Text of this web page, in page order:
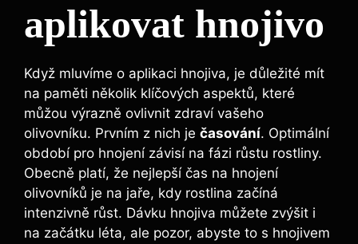
aplikovat hnojivo
Když mluvíme o aplikaci hnojiva, je důležité mít
na paměti‌ několik klíčových aspektů,​ které
⁤můžou výrazně ovlivnit zdraví vašeho
olivovníku. Prvním z nich je⁣ časování. Optimální
období pro hnojení závisí‌ na fázi‍ růstu rostliny. ​
Obecně platí, že nejlepší čas​ na hnojení⁤
olivovníků je na ‍jaře, kdy rostlina‌ začíná
intenzivně ‍růst. ⁣Dávku hnojiva můžete zvýšit i
⁣na začátku léta, ale pozor, abyste to⁢ s hnojivem